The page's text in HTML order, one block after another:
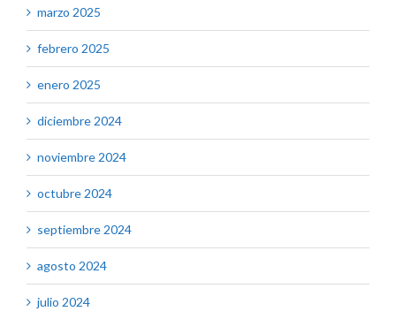
marzo 2025
febrero 2025
enero 2025
diciembre 2024
noviembre 2024
octubre 2024
septiembre 2024
agosto 2024
julio 2024